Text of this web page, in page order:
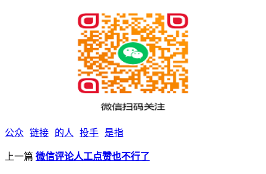
公众 链接 的人 投手 是指
上一篇 微信评论人工点赞也不行了